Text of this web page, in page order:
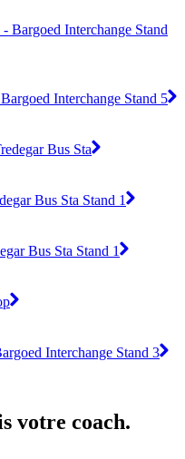
Bargoed Interchange Stand
Interchange Stand 5
Bus Sta
Bus Sta Stand 1
Bus Sta Stand 1
Interchange Stand 3
votre coach.